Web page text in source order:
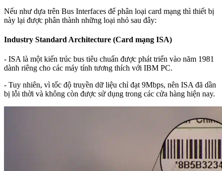
Nếu như dựa trên Bus Interfaces để phân loại card mạng thì thiết bị
này lại được phân thành những loại nhỏ sau đây:
Industry Standard Architecture (Card mạng ISA)
- ISA là một kiến trúc bus tiêu chuẩn được phát triển vào năm 1981
dành riêng cho các máy tính tương thích với IBM PC.
- Tuy nhiên, vì tốc độ truyền dữ liệu chỉ đạt 9Mbps, nên ISA đã dần
bị lỗi thời và không còn được sử dụng trong các cửa hàng hiện nay.